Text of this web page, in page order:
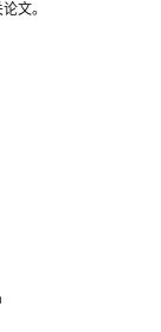
文。